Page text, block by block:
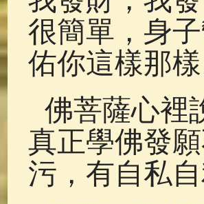
很簡單，身
佑你這樣那樣
佛菩薩心裡
真正學佛發
污，有自私